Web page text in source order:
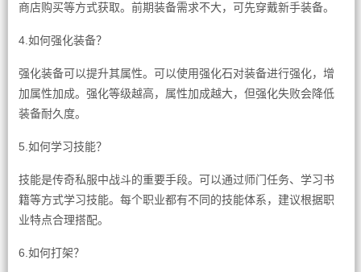
商店购买等方式获取。前期装备需求不大，可先穿戴新手装备。
4.如何强化装备？
强化装备可以提升其属性。可以使用强化石对装备进行强化，增
加属性加成。强化等级越高，属性加成越大，但强化失败会降低
装备耐久度。
5.如何学习技能？
技能是传奇私服中战斗的重要手段。可以通过师门任务、学习书
籍等方式学习技能。每个职业都有不同的技能体系，建议根据职
业特点合理搭配。
6.如何打架？